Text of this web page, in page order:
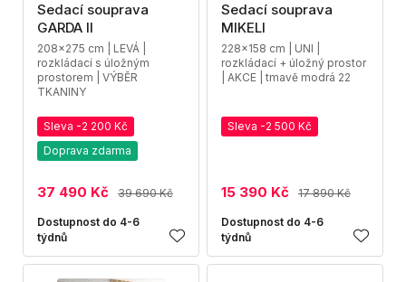
Sedací souprava
GARDA II
208x275 cm | LEVÁ |
rozkládací s úložným
prostorem | VÝBĚR
TKANINY
Sleva -2 200 Kč
Doprava zdarma
37 490 Kč 39 690 Kč
Dostupnost do 4-6
týdnů
Sedací souprava
MIKELI
228x158 cm | UNI |
rozkládací + úložný prostor
| AKCE | tmavě modrá 22
Sleva -2 500 Kč
15 390 Kč 17 890 Kč
Dostupnost do 4-6
týdnů